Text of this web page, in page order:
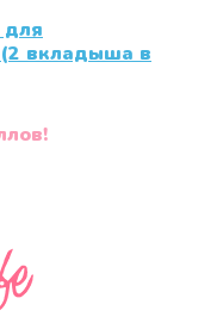
для
(2 вкладыша в